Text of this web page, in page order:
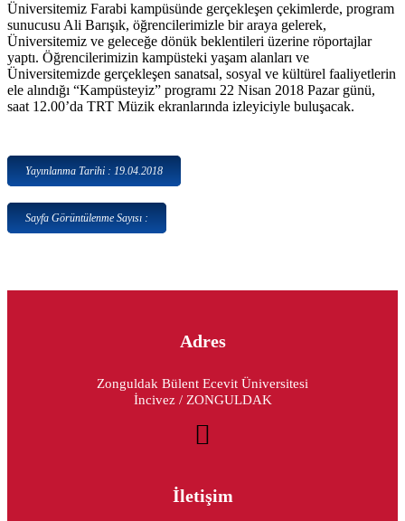
Üniversitemiz Farabi kampüsünde gerçekleşen çekimlerde, program
sunucusu Ali Barışık, öğrencilerimizle bir araya gelerek,
Üniversitemiz ve geleceğe dönük beklentileri üzerine röportajlar
yaptı. Öğrencilerimizin kampüsteki yaşam alanları ve
Üniversitemizde gerçekleşen sanatsal, sosyal ve kültürel faaliyetlerin
ele alındığı “Kampüsteyiz” programı 22 Nisan 2018 Pazar günü,
saat 12.00’da TRT Müzik ekranlarında izleyiciyle buluşacak.
Yayınlanma Tarihi : 19.04.2018
Sayfa Görüntülenme Sayısı :
Adres
Zonguldak Bülent Ecevit Üniversitesi
İncivez / ZONGULDAK
İletişim